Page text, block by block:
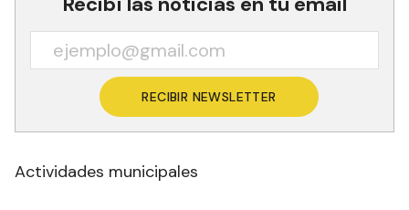
RECIBIR NEWSLETTER
Actividades municipales